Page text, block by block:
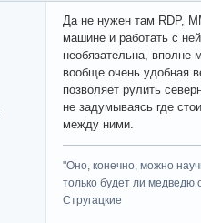
Да не нужен там RDP,
машине и работать с
необязательна, вполне
вообще очень удобная
позволяет рулить
не задумываясь где
между ними.
"Оно, конечно, можно
только будет ли медведю
Стругацкие